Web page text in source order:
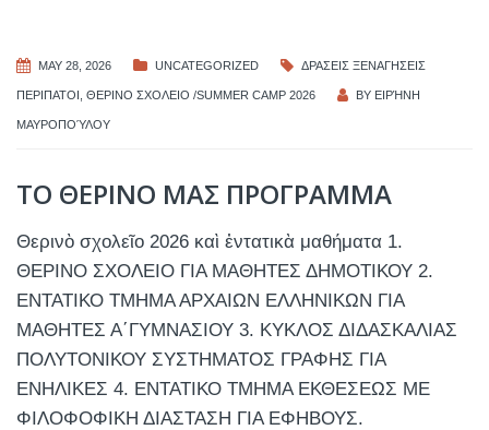
MAY 28, 2026 UNCATEGORIZED ΔΡΑΣΕΙΣ ΞΕΝΑΓΗΣΕΙΣ
ΠΕΡΙΠΑΤΟΙ ΘΕΡΙΝΟ ΣΧΟΛΕΙΟ /SUMMER CAMP 2026 BY ΕΙΡΉΝΗ
ΜΑΥΡΟΠΟΎΛΟΥ
ΤΟ ΘΕΡΙΝΟ ΜΑΣ ΠΡΟΓΡΑΜΜΑ
Θερινὸ σχολεῖο 2026 καὶ ἐντατικὰ μαθήματα 1.
ΘΕΡΙΝΟ ΣΧΟΛΕΙΟ ΓΙΑ ΜΑΘΗΤΕΣ ΔΗΜΟΤΙΚΟΥ 2.
ΕΝΤΑΤΙΚΟ ΤΜΗΜΑ ΑΡΧΑΙΩΝ ΕΛΛΗΝΙΚΩΝ ΓΙΑ
ΜΑΘΗΤΕΣ Α΄ΓΥΜΝΑΣΙΟΥ 3. ΚΥΚΛΟΣ ΔΙΔΑΣΚΑΛΙΑΣ
ΠΟΛΥΤΟΝΙΚΟΥ ΣΥΣΤΗΜΑΤΟΣ ΓΡΑΦΗΣ ΓΙΑ
ΕΝΗΛΙΚΕΣ 4. ΕΝΤΑΤΙΚΟ ΤΜΗΜΑ ΕΚΘΕΣΕΩΣ ΜΕ
ΦΙΛΟΦΟΦΙΚΗ ΔΙΑΣΤΑΣΗ ΓΙΑ ΕΦΗΒΟΥΣ.